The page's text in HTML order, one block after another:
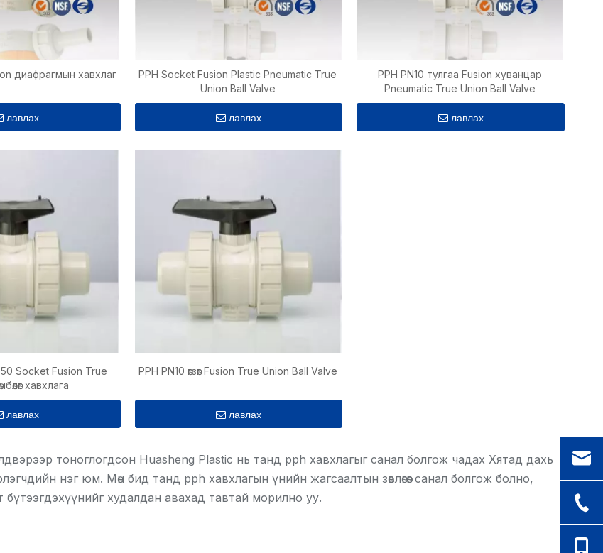
диафрагмын хавхлаг
лавлах
PPH Socket Fusion Plastic Pneumatic True
Union Ball Valve
лавлах
PPH PN10 тулгаа Fusion хуванцар
Pneumatic True Union Ball Valve
лавлах
50 Socket Fusion True
хавхлага
лавлах
PPH PN10 өгзөг Fusion True Union Ball Valve
лавлах
тоноглогдсон Huasheng Plastic нь танд pph хавхлагыг санал болгож чадах Хятад дахь
нэг юм. Мөн бид танд pph хавхлагын үнийн жагсаалтын зөвлөгөөг санал болгож болно,
бүтээгдэхүүнийг худалдан авахад тавтай морилно уу.